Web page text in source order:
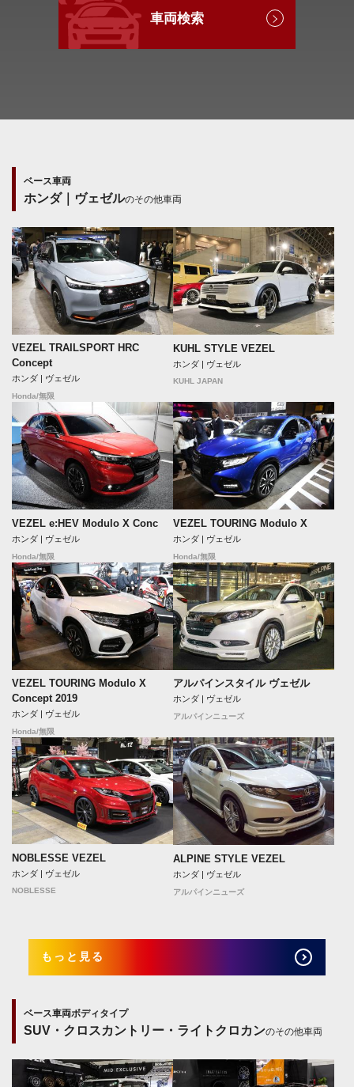
車両検索
ベース車両
ホンダ｜ヴェゼルのその他車両
VEZEL TRAILSPORT HRC
Concept
ホンダ | ヴェゼル
Honda/無限
KUHL STYLE VEZEL
ホンダ | ヴェゼル
KUHL JAPAN
VEZEL e:HEV Modulo X Conc
ホンダ | ヴェゼル
Honda/無限
VEZEL TOURING Modulo X
ホンダ | ヴェゼル
Honda/無限
VEZEL TOURING Modulo X
Concept 2019
ホンダ | ヴェゼル
Honda/無限
アルパインスタイル ヴェゼル
ホンダ | ヴェゼル
アルパインニューズ
NOBLESSE VEZEL
ホンダ | ヴェゼル
NOBLESSE
ALPINE STYLE VEZEL
ホンダ | ヴェゼル
アルパインニューズ
もっと見る
ベース車両ボディタイプ
SUV・クロスカントリー・ライトクロカンのその他車両